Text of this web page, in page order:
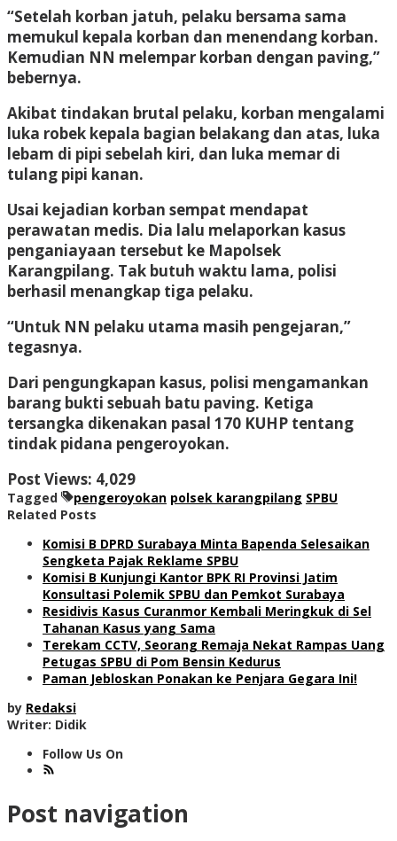
“Setelah korban jatuh, pelaku bersama sama
memukul kepala korban dan menendang korban.
Kemudian NN melempar korban dengan paving,”
bebernya.
Akibat tindakan brutal pelaku, korban mengalami
luka robek kepala bagian belakang dan atas, luka
lebam di pipi sebelah kiri, dan luka memar di
tulang pipi kanan.
Usai kejadian korban sempat mendapat
perawatan medis. Dia lalu melaporkan kasus
penganiayaan tersebut ke Mapolsek
Karangpilang. Tak butuh waktu lama, polisi
berhasil menangkap tiga pelaku.
“Untuk NN pelaku utama masih pengejaran,”
tegasnya.
Dari pengungkapan kasus, polisi mengamankan
barang bukti sebuah batu paving. Ketiga
tersangka dikenakan pasal 170 KUHP tentang
tindak pidana pengeroyokan.
Post Views: 4,029
Tagged pengeroyokan polsek karangpilang SPBU
Related Posts
Komisi B DPRD Surabaya Minta Bapenda Selesaikan
Sengketa Pajak Reklame SPBU
Komisi B Kunjungi Kantor BPK RI Provinsi Jatim
Konsultasi Polemik SPBU dan Pemkot Surabaya
Residivis Kasus Curanmor Kembali Meringkuk di Sel
Tahanan Kasus yang Sama
Terekam CCTV, Seorang Remaja Nekat Rampas Uang
Petugas SPBU di Pom Bensin Kedurus
Paman Jebloskan Ponakan ke Penjara Gegara Ini!
by Redaksi
Writer: Didik
Follow Us On
Post navigation